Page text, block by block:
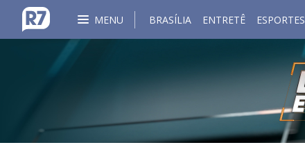
MENU BRASÍLIA ENTRETÊ ESPORTES